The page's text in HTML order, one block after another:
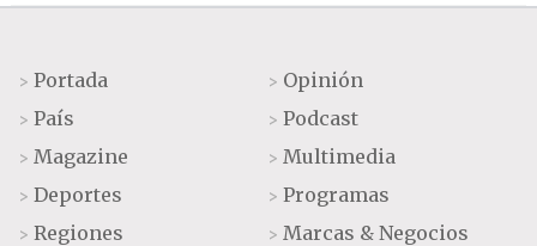
> Portada
> País
> Magazine
> Deportes
> Regiones
> Opinión
> Podcast
> Multimedia
> Programas
> Marcas & Negocios